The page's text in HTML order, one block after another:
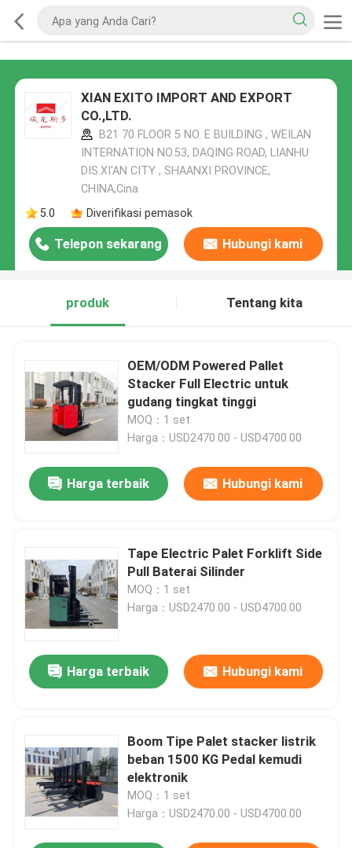
XIAN EXITO IMPORT AND EXPORT
CO.,LTD.
B21 70 FLOOR 5 NO. E BUILDING , WEILAN
INTERNATION NO.53, DAQING ROAD, LIANHU
DIS.XI'AN CITY , SHAANXI PROVINCE,
CHINA,Cina
5.0
Diverifikasi pemasok
Telepon sekarang Hubungi kami
produk Tentang kita
OEM/ODM Powered Pallet
Stacker Full Electric untuk
gudang tingkat tinggi
MOQ：1 set
Harga：USD2470.00 - USD4700.00
Harga terbaik Hubungi kami
Tape Electric Palet Forklift Side
Pull Baterai Silinder
MOQ：1 set
Harga：USD2470.00 - USD4700.00
Harga terbaik Hubungi kami
Boom Tipe Palet stacker listrik
beban 1500 KG Pedal kemudi
elektronik
MOQ：1 set
Harga：USD2470.00 - USD4700.00